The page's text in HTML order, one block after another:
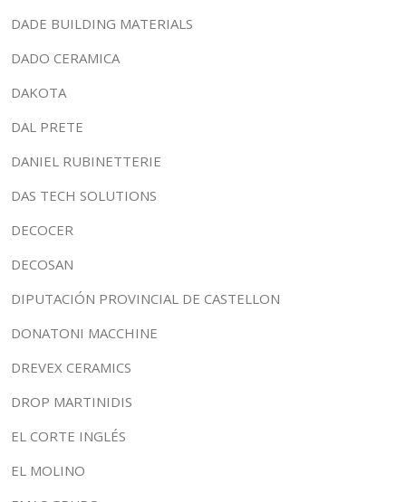
DADE BUILDING MATERIALS
DADO CERAMICA
DAKOTA
DAL PRETE
DANIEL RUBINETTERIE
DAS TECH SOLUTIONS
DECOCER
DECOSAN
DIPUTACIÓN PROVINCIAL DE CASTELLON
DONATONI MACCHINE
DREVEX CERAMICS
DROP MARTINIDIS
EL CORTE INGLÉS
EL MOLINO